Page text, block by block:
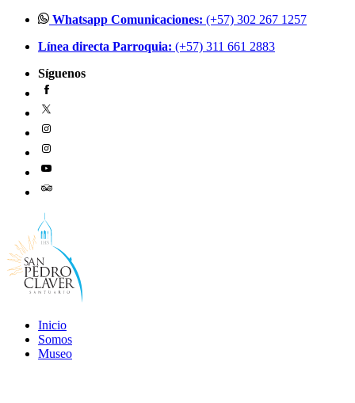
contenido
Whatsapp Comunicaciones: (+57) 302 267 1257
Línea directa Parroquia: (+57) 311 661 2883
Síguenos
Inicio
Somos
Museo